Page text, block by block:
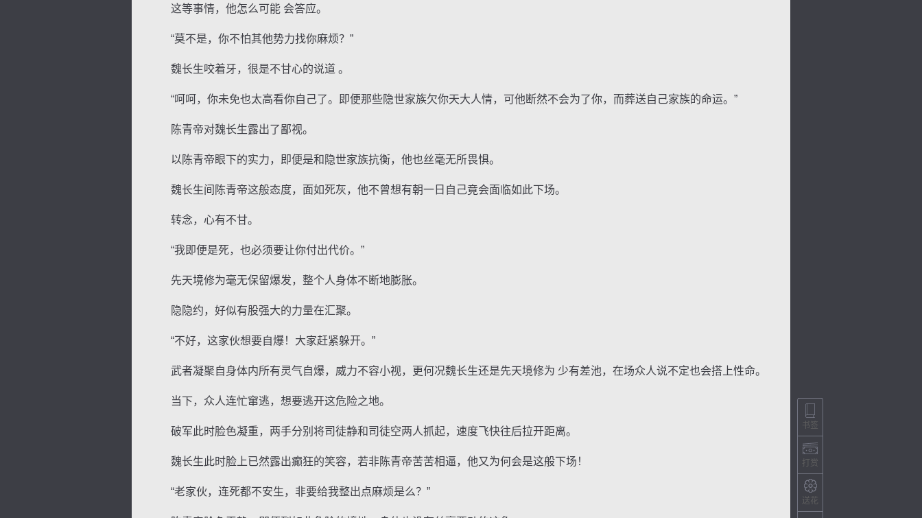
这等事情，他怎么可能 会答应。
“莫不是，你不怕其他势力找你麻烦？”
魏长生咬着牙，很是不甘心的说道 。
“呵呵，你未免也太高看你自己了。即便那些隐世家族欠你天大人情，可他断然不会为了你，而葬送自己家族的命运。”
陈青帝对魏长生露出了鄙视。
以陈青帝眼下的实力，即便是和隐世家族抗衡，他也丝毫无所畏惧。
魏长生间陈青帝这般态度，面如死灰，他不曾想有朝一日自己竟会面临如此下场。
转念，心有不甘。
“我即便是死，也必须要让你付出代价。”
先天境修为毫无保留爆发，整个人身体不断地膨胀。
隐隐约，好似有股强大的力量在汇聚。
“不好，这家伙想要自爆！大家赶紧躲开。”
武者凝聚自身体内所有灵气自爆，威力不容小视，更何况魏长生还是先天境修为 少有差池，在场众人说不定也会搭上性命。
当下，众人连忙窜逃，想要逃开这危险之地。
破军此时脸色凝重，两手分别将司徒静和司徒空两人抓起，速度飞快往后拉开距离。
魏长生此时脸上已然露出癫狂的笑容，若非陈青帝苦苦相逼，他又为何会是这般下场！
“老家伙，连死都不安生，非要给我整出点麻烦是么？”
书签
打赏
送花